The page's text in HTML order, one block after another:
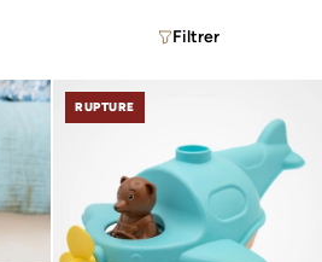
Filtrer
RUPTURE